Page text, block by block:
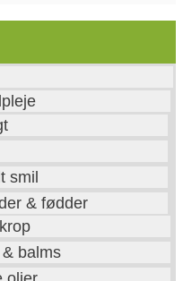
smil
& fødder
balms